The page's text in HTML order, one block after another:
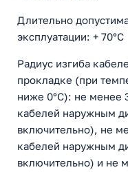
Длительно
эксплуатации: + 70°С
Радиус изгиба
прокладке (при
ниже 0°С): не менее
кабелей наружным
включительно), не
кабелей наружным
включительно) и не